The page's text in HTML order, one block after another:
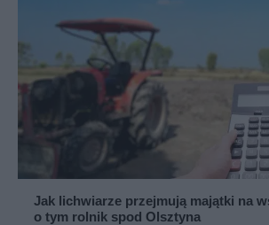
Jak lichwiarze przejmują majątki na
o tym rolnik spod Olsztyna